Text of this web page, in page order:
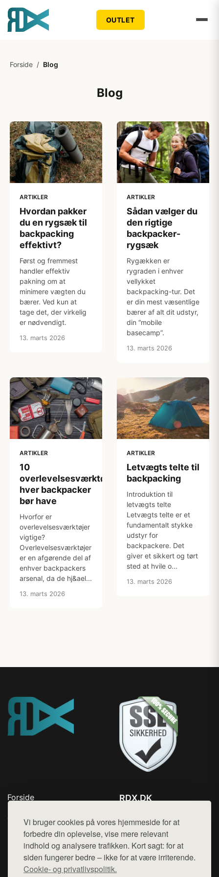
Vi bruger cookies på vores hjemmeside for at
forbedre din oplevelse, vise mere relevant
indhold og analysere trafikken. Kort sagt: for at
siden fungerer bedre – ikke for at være irriterende.
Cookie- og privatlivspolitik.
OUTLET
Forside / Blog
Blog
ARTIKLER
Hvordan pakker
du en rygsæk til
backpacking
effektivt?
Først og fremmest
handler effektiv
pakning om at
minimere vægten du
bærer. Ved kun at
tage det, der virkelig
er nødvendigt.
13. marts 2026
ARTIKLER
Sådan vælger du
den rigtige
backpacker-
rygsæk
Rygækken er
rygraden i enhver
vellykket
backpacking-tur. Det
er din mest væsentlige
bærer af alt dit udstyr,
din “mobile
basecamp”.
13. marts 2026
ARTIKLER
10
overlevelsesværktøjer,
hver backpacker
bør have
Hvorfor er
overlevelsesværktøjer
vigtige?
Overlevelsesværktøjer
er en afgørende del af
enhver backpackers
arsenal, da de hj&ael...
13. marts 2026
ARTIKLER
Letvægts telte til
backpacking
Introduktion til
letvægts telte
Letvægts telte er et
fundamentalt stykke
udstyr for
backpackere. Det
giver et sikkert og tørt
sted at hvile o...
13. marts 2026
Forside
Top Rabatter
Blog
Kontakt
RDX.DK
Mail: hej@want.dk
Cookie- og privatlivspolitik